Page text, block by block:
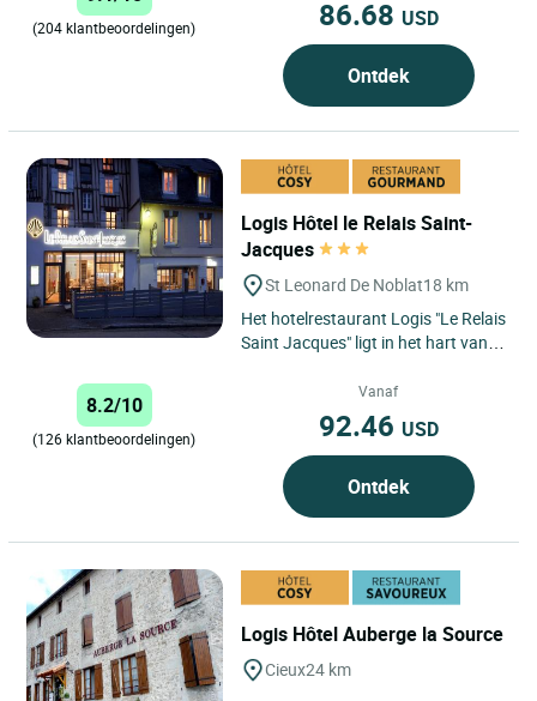
(204 klantbeoordelingen) 86.68 USD
Ontdek
Logis Hôtel le Relais Saint-
Jacques
St Leonard De Noblat18 km
Het hotelrestaurant Logis "Le Relais
Saint Jacques" ligt in het hart van
Saint Léonard...
8.2/10
(126 klantbeoordelingen)
Vanaf
92.46 USD
Ontdek
Logis Hôtel Auberge la Source
Cieux24 km